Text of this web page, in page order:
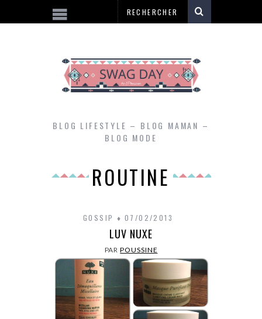
BLOG LIFESTYLE – BLOG MAMAN –
BLOG MODE
ROUTINE
GOSSIP 07/02/2013
LUV NUXE
PARPOUSSINE